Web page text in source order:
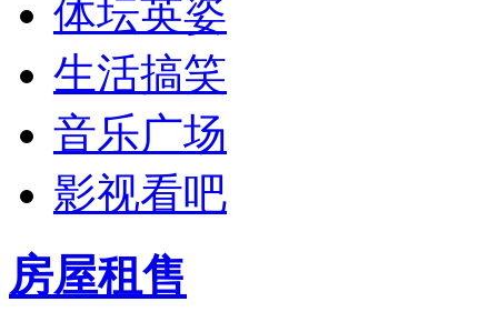
体坛英姿
生活搞笑
音乐广场
影视看吧
房屋租售